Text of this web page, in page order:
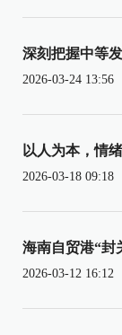
深刻把握中等
2026-03-24 13:56
以人为本，情
2026-03-18 09:18
海南自贸港“封
2026-03-12 16:12